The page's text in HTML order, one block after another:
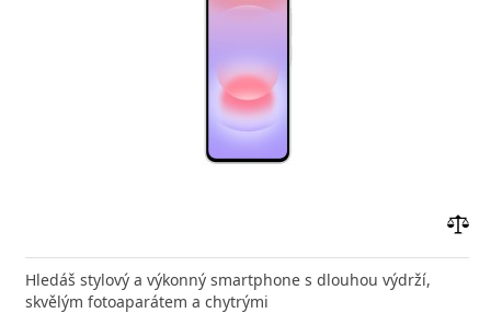
Hledáš stylový a výkonný smartphone s dlouhou výdrží,
skvělým fotoaparátem a chytrými